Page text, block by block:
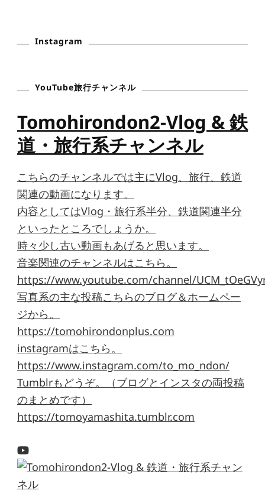
Instagram
YouTube旅行チャンネル
Tomohirondon2-Vlog & 鉄
道・旅行系チャンネル
こちらのチャンネルでは主にVlog、旅行、鉄道
関連の動画になります。
内容としてはVlog・旅行系半分、鉄道関連半分
といったところでしょうか。
時々少し古い動画もあげると思います。
音楽関連のチャンネルはこちら。
https://www.youtube.com/channel/
写真系の主な投稿こちらのブログ＆ホームペー
ジから。
https://tomohirondonplus.com
instagramはこちら。
https://www.instagram.com/to_mo_ndon/
Tumblrもどうぞ。（ブログとインスタの両投稿
のまとめです）
https://tomoyamashita.tumblr.com